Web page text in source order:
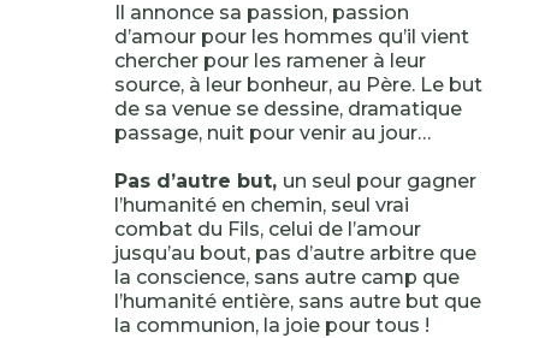
Il annonce sa passion, passion
d’amour pour les hommes qu’il vient
chercher pour les ramener à leur
source, à leur bonheur, au Père. Le but
de sa venue se dessine, dramatique
passage, nuit pour venir au jour…
Pas d’autre but, un seul pour gagner
l’humanité en chemin, seul vrai
combat du Fils, celui de l’amour
jusqu’au bout, pas d’autre arbitre que
la conscience, sans autre camp que
l’humanité entière, sans autre but que
la communion, la joie pour tous !